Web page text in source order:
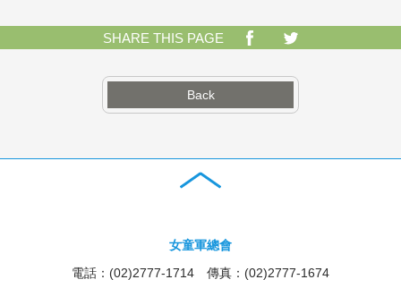
SHARE THIS PAGE
Back
女童軍總會
電話：(02)2777-1714 傳真：(02)2777-1674